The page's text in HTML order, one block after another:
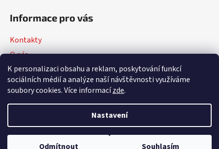
K personalizaci obsahu a reklam, poskytování funkcí
sociálních médií a analýze naší návštěvnosti využíváme
soubory cookies. Více informacízde.
Nastavení
Odmítnout Souhlasím
Informace pro vás
Kontakty
O nás
Jak nakupovat
Obchodní podmínky
Vytvořil Shoptet